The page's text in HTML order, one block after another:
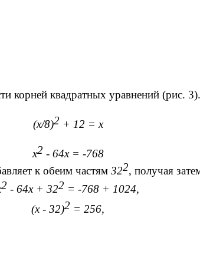
корней квадратных
(x/8)2 + 12 = x
х2 - 64х = -768
к обеим частям 322, получая
2 - 64х + 322 = -768 + 1024,
(х - 32)2 = 256,